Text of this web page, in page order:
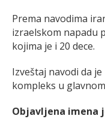
Prema navodima
izraelskom napadu
kojima je i 20 dece.
Izveštaj navodi da
kompleks u
Objavljena imena